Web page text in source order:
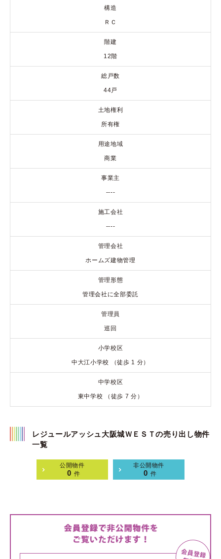
構造
ＲＣ
階建
12階
総戸数
44戸
土地権利
所有権
用途地域
商業
事業主
----
施工会社
----
管理会社
ホームズ建物管理
管理形態
管理会社に全部委託
管理員
巡回
小学校区
中大江小学校 （徒歩 1 分）
中学校区
東中学校 （徒歩 7 分）
レジュールアッシュ大阪城ＷＥＳＴの売り出し物件
一覧
公開物件
0 件
非公開物件
0 件